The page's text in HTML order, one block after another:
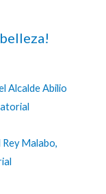
Alcalde Abilio
Rey Malabo,